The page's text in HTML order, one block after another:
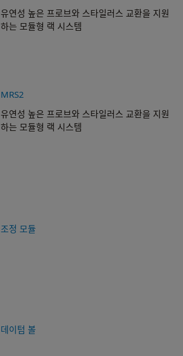
유연성 높은 프로브와 스타일러스 교환을 지원
하는 모듈형 랙 시스템
MRS2
유연성 높은 프로브와 스타일러스 교환을 지원
하는 모듈형 랙 시스템
조정 모듈
데이텀 볼